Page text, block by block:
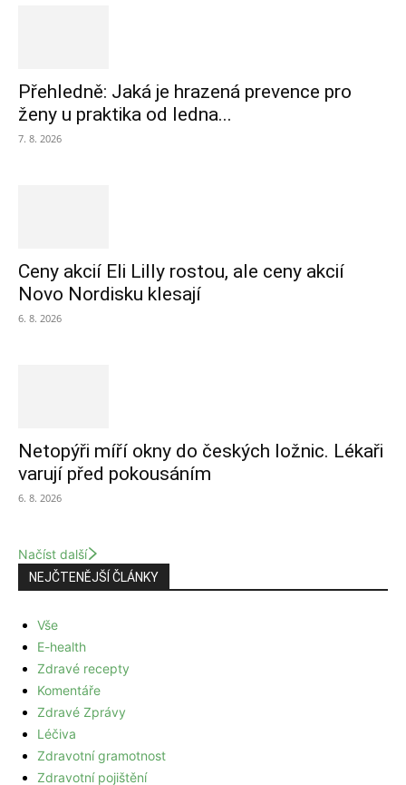
Přehledně: Jaká je hrazená prevence pro
ženy u praktika od ledna...
7. 8. 2026
Ceny akcií Eli Lilly rostou, ale ceny akcií
Novo Nordisku klesají
6. 8. 2026
Netopýři míří okny do českých ložnic. Lékaři
varují před pokousáním
6. 8. 2026
Načíst další
NEJČTENĚJŠÍ ČLÁNKY
Vše
E-health
Zdravé recepty
Komentáře
Zdravé Zprávy
Léčiva
Zdravotní gramotnost
Zdravotní pojištění